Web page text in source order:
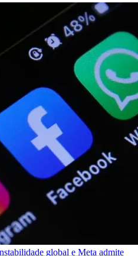
global e Meta admite